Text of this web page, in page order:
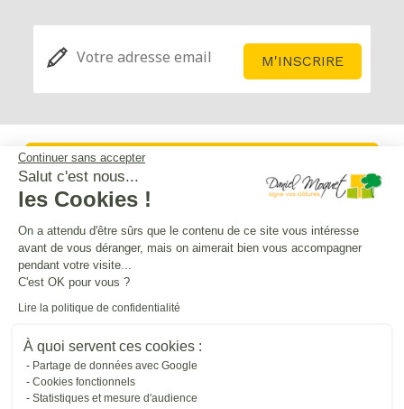
Continuer sans accepter
Salut c'est nous...
les Cookies !
On a attendu d'être sûrs que le contenu de ce site vous intéresse
avant de vous déranger, mais on aimerait bien vous accompagner
pendant votre visite...
C'est OK pour vous ?
Lire la politique de confidentialité
À quoi servent ces cookies :
Partage de données avec Google
Cookies fonctionnels
Statistiques et mesure d'audience
Mentions légales
Crédits Agence de communication
Droit à l'oubli